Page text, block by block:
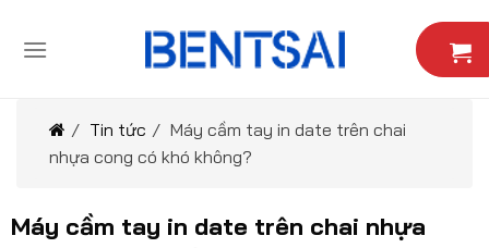
/ Tin tức / Máy cầm tay in date trên chai
nhựa cong có khó không?
Máy cầm tay in date trên chai nhựa